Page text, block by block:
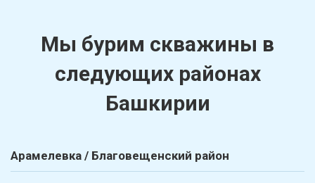
Мы бурим скважины в
следующих районах
Башкирии
Арамелевка / Благовещенский район